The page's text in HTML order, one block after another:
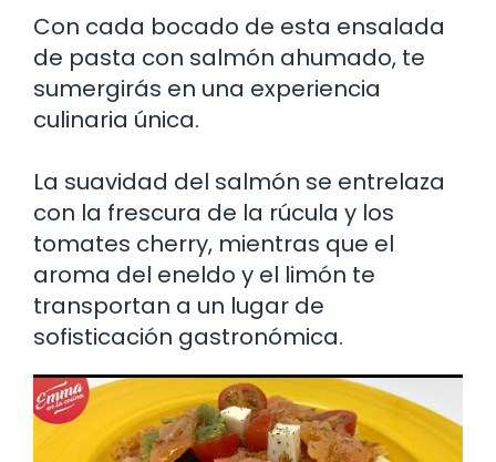
Con cada bocado de esta ensalada
de pasta con salmón ahumado, te
sumergirás en una experiencia
culinaria única.
La suavidad del salmón se entrelaza
con la frescura de la rúcula y los
tomates cherry, mientras que el
aroma del eneldo y el limón te
transportan a un lugar de
sofisticación gastronómica.